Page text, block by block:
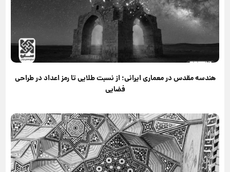
هندسه مقدس در معماری ایرانی؛ از نسبت طلایی تا رمز اعداد در طراحی
فضایی